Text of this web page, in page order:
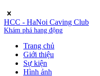
HCC - HaNoi Caving Club
Khám phá hang động
Trang chủ
Giới thiệu
Sự kiện
Hình ảnh